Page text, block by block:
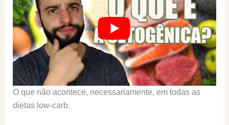
O que não acontece, necessariamente, em todas as
dietas low-carb.